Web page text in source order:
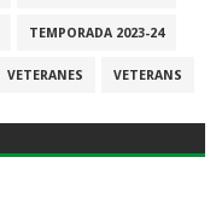
TEMPORADA 2023-24
VETERANES VETERANS